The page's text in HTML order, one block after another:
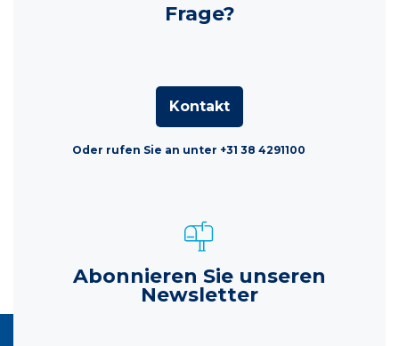
Frage?
Kontakt
Oder rufen Sie an unter +31 38 4291100
Abonnieren Sie unseren
Newsletter